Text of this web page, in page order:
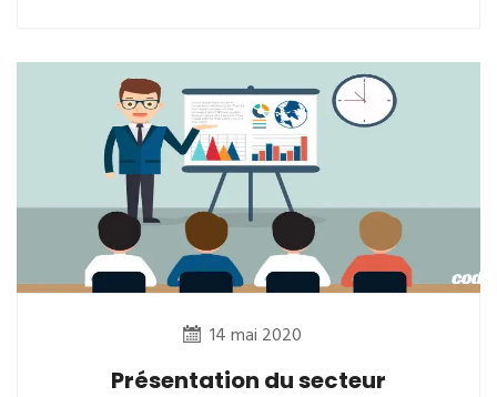
14 mai 2020
Présentation du secteur